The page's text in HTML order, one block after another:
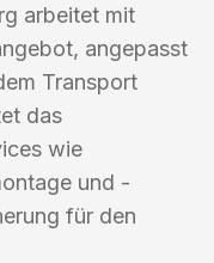
arbeitet mit
angepasst
Transport
das
wie
und -
für den